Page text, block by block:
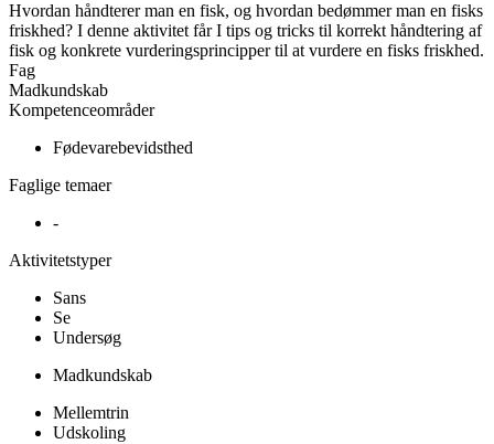
Hvordan håndterer man en fisk, og hvordan bedømmer man en fisks
friskhed? I denne aktivitet får I tips og tricks til korrekt håndtering af
fisk og konkrete vurderingsprincipper til at vurdere en fisks friskhed.
Fag
Madkundskab
Kompetenceområder
Fødevarebevidsthed
Faglige temaer
-
Aktivitetstyper
Sans
Se
Undersøg
Madkundskab
Mellemtrin
Udskoling